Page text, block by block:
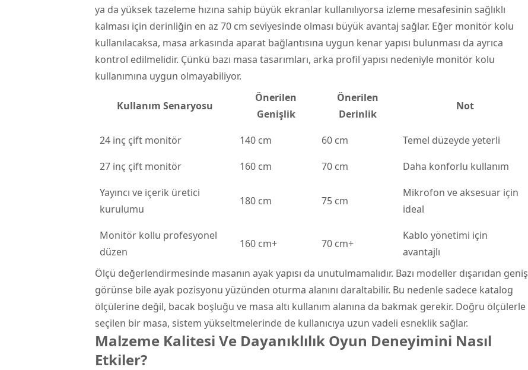
ya da yüksek tazeleme hızına sahip büyük ekranlar kullanılıyorsa izleme mesafesinin sağlıklı
kalması için derinliğin en az 70 cm seviyesinde olması büyük avantaj sağlar. Eğer monitör kolu
kullanılacaksa, masa arkasında aparat bağlantısına uygun kenar yapısı bulunması da ayrıca
kontrol edilmelidir. Çünkü bazı masa tasarımları, arka profil yapısı nedeniyle monitör kolu
kullanımına uygun olmayabiliyor.
Kullanım Senaryosu
Önerilen
Genişlik
Önerilen
Derinlik
Not
24 inç çift monitör 140 cm 60 cm
Temel düzeyde yeterli
27 inç çift monitör
160 cm 70 cm
Daha konforlu kullanım
Yayıncı ve içerik üretici
kurulumu
180 cm 75 cm
Mikrofon ve aksesuar için
ideal
Monitör kollu profesyonel
düzen
160 cm+ 70 cm+
Kablo yönetimi için
avantajlı
Ölçü değerlendirmesinde masanın ayak yapısı da unutulmamalıdır. Bazı modeller dışarıdan geniş
görünse bile ayak pozisyonu yüzünden oturma alanını daraltabilir. Bu nedenle sadece katalog
ölçülerine değil, bacak boşluğu ve masa altı kullanım alanına da bakmak gerekir. Doğru ölçülerle
seçilen bir masa, sistem yükseltmelerinde de kullanıcıya uzun vadeli esneklik sağlar.
Malzeme Kalitesi Ve Dayanıklılık Oyun Deneyimini Nasıl
Etkiler?